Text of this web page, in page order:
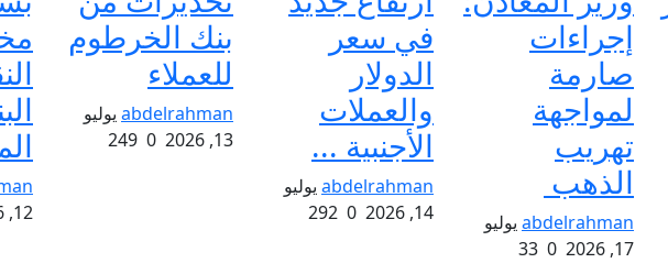
إجراءات
صارمة
لمواجهة
تهريب
الذهب
abdelrahman يوليو
17, 2026
في سعر
الدولار
والعملات
الأجنبية ...
abdelrahman يوليو
14, 2026
بنك الخرطوم
للعملاء
abdelrahman يوليو
13, 2026
12, 2026